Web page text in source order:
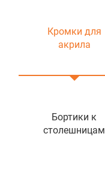
Кромки для
акрила
Бортики к
столешницам